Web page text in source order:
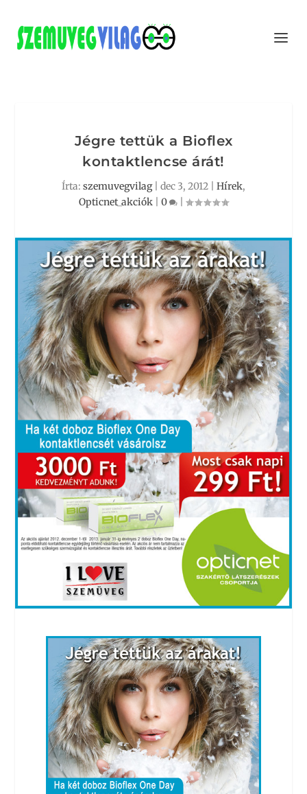
Jégre tettük a Bioflex
kontaktlencse árát!
Írta: szemuvegvilag| dec 3, 2012 Hírek,
Opticnet_akciók
0